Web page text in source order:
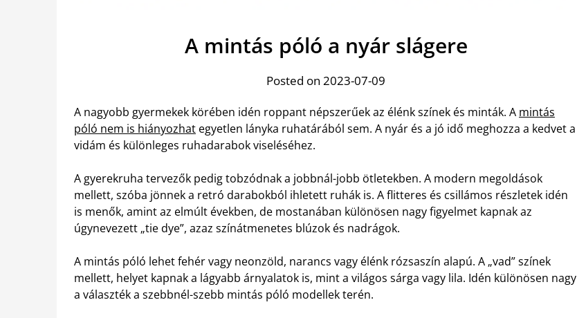
A mintás póló a nyár slágere
Posted on 2023-07-09
A nagyobb gyermekek körében idén roppant népszerűek az élénk színek és minták. A mintás
póló nem is hiányozhat egyetlen lányka ruhatárából sem. A nyár és a jó idő meghozza a kedvet a
vidám és különleges ruhadarabok viseléséhez.
A gyerekruha tervezők pedig tobzódnak a jobbnál-jobb ötletekben. A modern megoldások
mellett, szóba jönnek a retró darabokból ihletett ruhák is. A flitteres és csillámos részletek idén
is menők, amint az elmúlt években, de mostanában különösen nagy figyelmet kapnak az
úgynevezett „tie dye”, azaz színátmenetes blúzok és nadrágok.
A mintás póló lehet fehér vagy neonzöld, narancs vagy élénk rózsaszín alapú. A „vad” színek
mellett, helyet kapnak a lágyabb árnyalatok is, mint a világos sárga vagy lila. Idén különösen nagy
a választék a szebbnél-szebb mintás póló modellek terén.